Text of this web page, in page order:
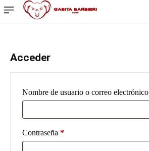
Acceder
Nombre de usuario o correo electrónico
Contraseña *Obligatorio